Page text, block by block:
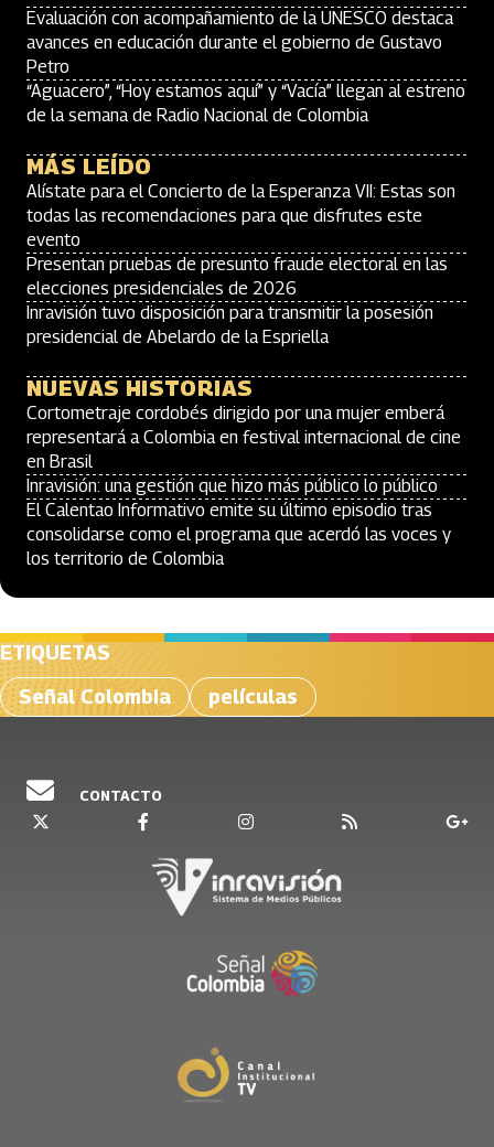
Evaluación con acompañamiento de la UNESCO destaca
avances en educación durante el gobierno de Gustavo
Petro
“Aguacero”, “Hoy estamos aquí” y “Vacía” llegan al estreno
de la semana de Radio Nacional de Colombia
MÁS LEÍDO
Alístate para el Concierto de la Esperanza VII: Estas son
todas las recomendaciones para que disfrutes este
evento
Presentan pruebas de presunto fraude electoral en las
elecciones presidenciales de 2026
Inravisión tuvo disposición para transmitir la posesión
presidencial de Abelardo de la Espriella
NUEVAS HISTORIAS
Cortometraje cordobés dirigido por una mujer emberá
representará a Colombia en festival internacional de cine
en Brasil
Inravisión: una gestión que hizo más público lo público
El Calentao Informativo emite su último episodio tras
consolidarse como el programa que acerdó las voces y
los territorio de Colombia
ETIQUETAS
Señal Colombia
películas
CONTACTO